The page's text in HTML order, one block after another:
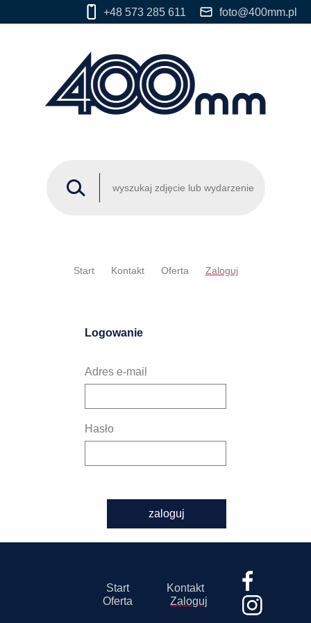
+48 573 285 611 foto@400mm.pl
Start Kontakt Oferta Zaloguj
Logowanie
Adres e-mail
Hasło
zaloguj
Start
Kontakt
Oferta
Zaloguj